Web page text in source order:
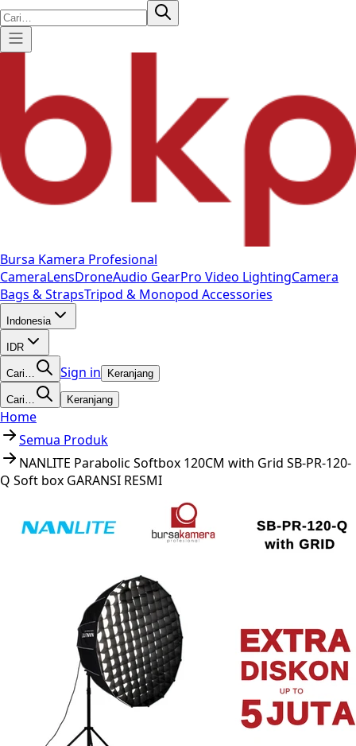
Bursa Kamera Profesional
CameraLensDroneAudio GearPro Video LightingCamera
Bags & StrapsTripod & Monopod Accessories
Indonesia
IDR
Cari… Sign in Keranjang
Cari… Keranjang
Home
Semua Produk
NANLITE Parabolic Softbox 120CM with Grid SB-PR-120-
Q Soft box GARANSI RESMI